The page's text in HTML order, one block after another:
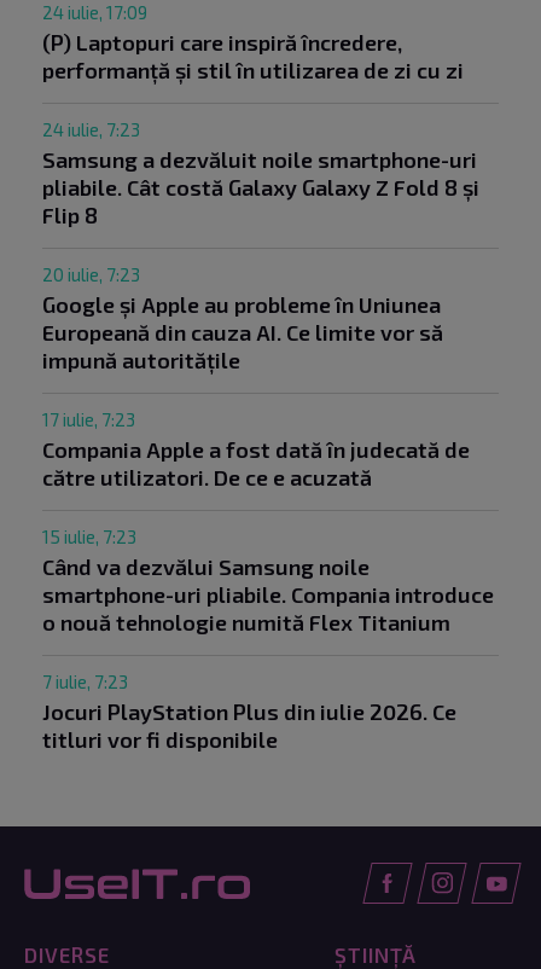
24 iulie, 17:09
(P) Laptopuri care inspiră încredere,
performanță și stil în utilizarea de zi cu zi
24 iulie, 7:23
Samsung a dezvăluit noile smartphone-uri
pliabile. Cât costă Galaxy Galaxy Z Fold 8 și
Flip 8
20 iulie, 7:23
Google și Apple au probleme în Uniunea
Europeană din cauza AI. Ce limite vor să
impună autoritățile
17 iulie, 7:23
Compania Apple a fost dată în judecată de
către utilizatori. De ce e acuzată
15 iulie, 7:23
Când va dezvălui Samsung noile
smartphone-uri pliabile. Compania introduce
o nouă tehnologie numită Flex Titanium
7 iulie, 7:23
Jocuri PlayStation Plus din iulie 2026. Ce
titluri vor fi disponibile
DIVERSE ȘTIINȚĂ